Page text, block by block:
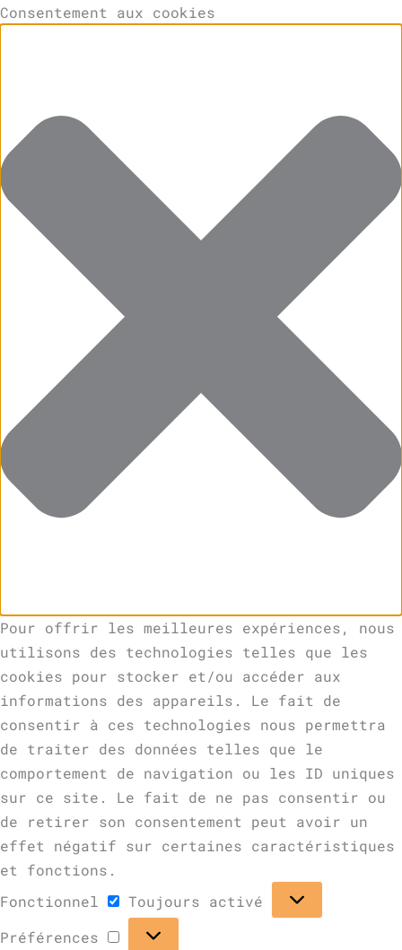
Consentement aux cookies
Pour offrir les meilleures expériences, nous
utilisons des technologies telles que les
cookies pour stocker et/ou accéder aux
informations des appareils. Le fait de
consentir à ces technologies nous permettra
de traiter des données telles que le
comportement de navigation ou les ID uniques
sur ce site. Le fait de ne pas consentir ou
de retirer son consentement peut avoir un
effet négatif sur certaines caractéristiques
et fonctions.
Fonctionnel
Toujours activé
Préférences